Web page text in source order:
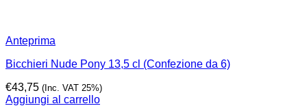
Anteprima
Bicchieri Nude Pony 13,5 cl (Confezione da 6)
€43,75 (Inc. VAT 25%)
Aggiungi al carrello